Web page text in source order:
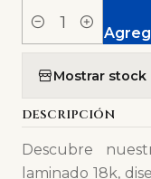
Cantidad
Mostrar
DESCRIPCIÓN
Descubre
laminado 18k,